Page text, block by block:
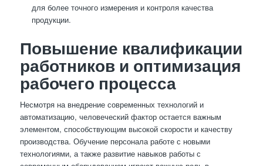
для более точного измерения и контроля качества
продукции.
Повышение квалификации
работников и оптимизация
рабочего процесса
Несмотря на внедрение современных технологий и
автоматизацию, человеческий фактор остается важным
элементом, способствующим высокой скорости и качеству
производства. Обучение персонала работе с новыми
технологиями, а также развитие навыков работы с